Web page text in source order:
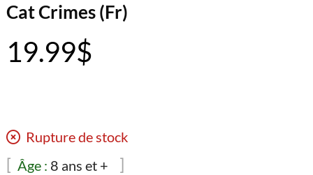
Cat Crimes (Fr)
19.99$
Rupture de stock
Âge : 8 ans et +